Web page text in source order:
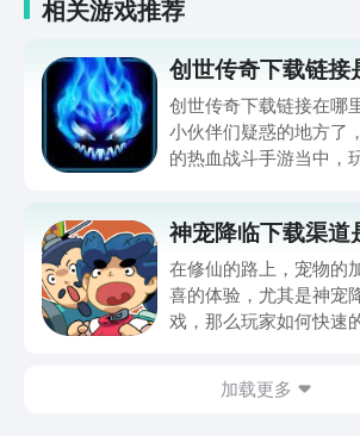
相关游戏推荐
创世传奇下载链接
创世传奇下载链接在哪
小伙伴们疑惑的地方了
的热血战斗手游当中，
pvp模式，本期小编就给
传奇下载点击分享供大
内容可以帮助到各位对
们。
神宠降临下载渠道
在修仙的路上，宠物的
喜的体验，尤其是神宠
戏，那么玩家如何快速
预约下载，并且还可以
加载更多